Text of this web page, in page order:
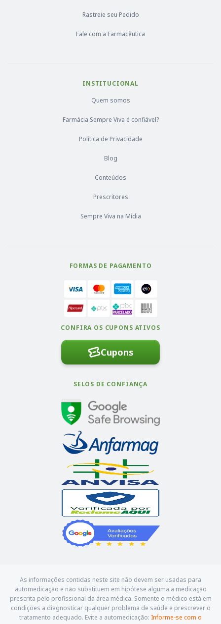
As informações contidas neste site não devem ser usadas para
automedicação e não substituem em hipótese alguma a medicação
prescrita pelo profissional da área médica. Somente o médico está em
condições a diagnosticar qualquer problema de saúde e prescrever o
tratamento adequado. Evite a automedicação: Informe-se com o
Rastreie seu Pedido
Fale com a Farmacêutica
INSTITUCIONAL
Quem somos
Farmácia Sempre Viva é confiável?
Política de Privacidade
Blog
Conteúdos
Prescritores
Sempre Viva na Mídia
FORMAS DE PAGAMENTO
CONFIRA OS CUPONS ATIVOS
Cupons
SELOS DE CONFIANÇA